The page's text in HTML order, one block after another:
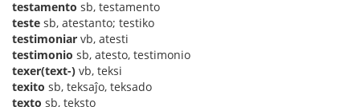
testamento sb, testamento
teste sb, atestanto; testiko
testimoniar vb, atesti
testimonio sb, atesto, testimonio
texer(text-) vb, teksi
texito sb, teksaĵo, teksado
texto sb, teksto